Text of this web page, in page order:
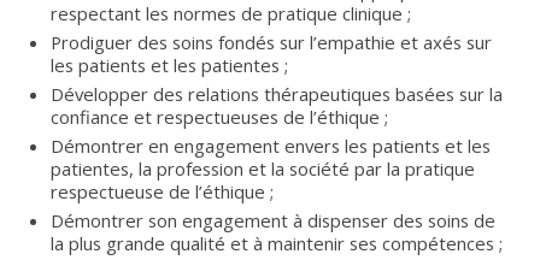
respectant les normes de pratique clinique ;
Prodiguer des soins fondés sur l’empathie et axés sur
les patients et les patientes ;
Développer des relations thérapeutiques basées sur la
confiance et respectueuses de l’éthique ;
Démontrer en engagement envers les patients et les
patientes, la profession et la société par la pratique
respectueuse de l’éthique ;
Démontrer son engagement à dispenser des soins de
la plus grande qualité et à maintenir ses compétences ;